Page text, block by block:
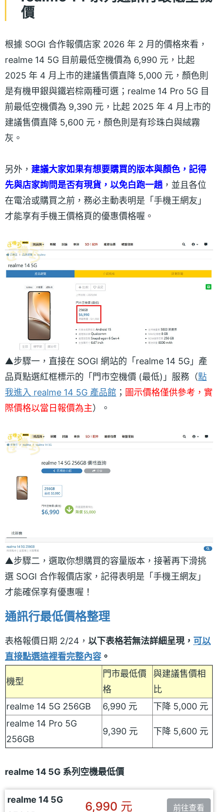
價
根據 SOGI 合作報價店家 2026 年 2 月的價格來看，
realme 14 5G 目前最低空機價為 6,990 元，比起
2025 年 4 月上市的建議售價直降 5,000 元，顏色則
是有機甲銀與鐵岩棕兩種可選；realme 14 Pro 5G 目
前最低空機價為 9,390 元，比起 2025 年 4 月上市的
建議售價直降 5,600 元，顏色則是有珍珠白與絨霧
灰。
另外， 建議大家如果有想要購買的版本與顏色，記得
先與店家詢問是否有現貨，以免白跑一趟 ，並且各位
在電洽或購買之前，務必主動表明是「手機王網友」
才能享有手機王價格頁的優惠價格喔。
▲步驟一，直接在 SOGI 網站的「realme 14 5G」產
品頁點選紅框標示的「門市空機價 (最低)」服務（點
我進入 realme 14 5G 產品館 ； 圖示價格僅供參考，實
際價格以當日報價為主）。
▲步驟二，選取你想購買的容量版本，接著再下滑挑
選 SOGI 合作報價店家，記得表明是「手機王網友」
才能確保享有優惠喔！
通訊行最低價格整理
表格報價日期 2/24， 以下表格若無法詳細呈現， 可以
直接點選這裡看完整內容 。
機型
門市最低價
格
與建議售價相
比
realme 14 5G 256GB
6,990 元
下降 5,000 元
realme 14 Pro 5G
256GB
9,390 元 下降 5,600 元
realme 14 5G 系列空機最低價
realme 14 5G
6,990 元 前往查看